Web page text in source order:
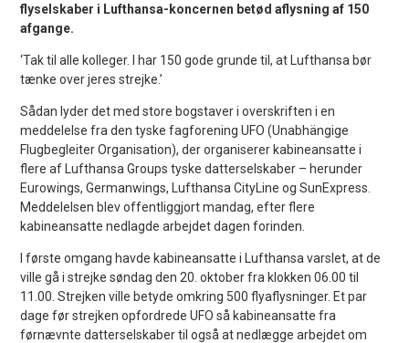
flyselskaber i Lufthansa-koncernen betød aflysning af 150
afgange.
‘Tak til alle kolleger. I har 150 gode grunde til, at Lufthansa bør
tænke over jeres strejke.’
Sådan lyder det med store bogstaver i overskriften i en
meddelelse fra den tyske fagforening UFO (Unabhängige
Flugbegleiter Organisation), der organiserer kabineansatte i
flere af Lufthansa Groups tyske datterselskaber – herunder
Eurowings, Germanwings, Lufthansa CityLine og SunExpress.
Meddelelsen blev offentliggjort mandag, efter flere
kabineansatte nedlagde arbejdet dagen forinden.
I første omgang havde kabineansatte i Lufthansa varslet, at de
ville gå i strejke søndag den 20. oktober fra klokken 06.00 til
11.00. Strejken ville betyde omkring 500 flyaflysninger. Et par
dage før strejken opfordrede UFO så kabineansatte fra
førnævnte datterselskaber til også at nedlægge arbejdet om